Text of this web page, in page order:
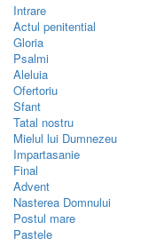
Intrare
Actul penitential
Gloria
Psalmi
Aleluia
Ofertoriu
Sfant
Tatal nostru
Mielul lui Dumnezeu
Impartasanie
Final
Advent
Nasterea Domnului
Postul mare
Pastele